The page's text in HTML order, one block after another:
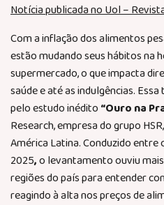
Notícia publicada no Uol –
Com a inflação dos alimentos
estão mudando seus hábitos na
supermercado, o que impacta
saúde e até as indulgências.
pelo estudo inédito “Ouro na
Research, empresa do grupo
América Latina. Conduzido entre
2025,o levantamento ouviu
regiões do país para entender
reagindo à alta nos preços de